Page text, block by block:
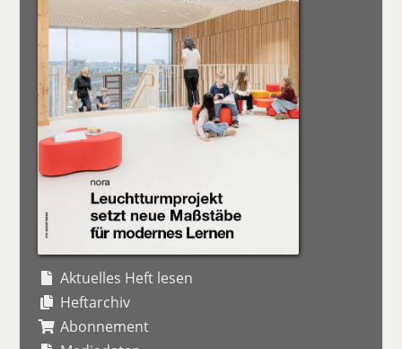
Aktuelles Heft lesen
Heftarchiv
Abonnement